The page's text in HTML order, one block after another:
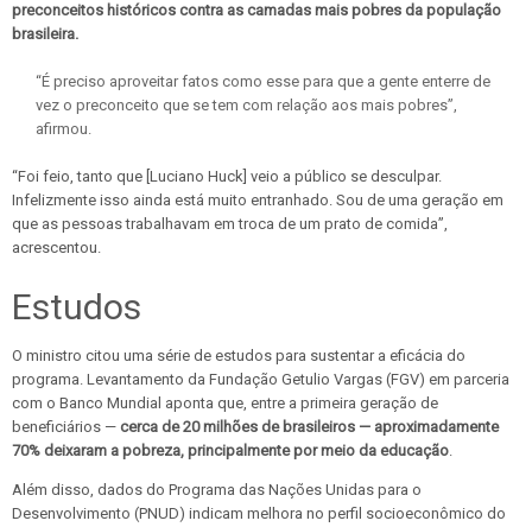
preconceitos históricos contra as camadas mais pobres da população
brasileira.
“É preciso aproveitar fatos como esse para que a gente enterre de
vez o preconceito que se tem com relação aos mais pobres”,
afirmou.
“Foi feio, tanto que [Luciano Huck] veio a público se desculpar.
Infelizmente isso ainda está muito entranhado. Sou de uma geração em
que as pessoas trabalhavam em troca de um prato de comida”,
acrescentou.
Estudos
O ministro citou uma série de estudos para sustentar a eficácia do
programa. Levantamento da Fundação Getulio Vargas (FGV) em parceria
com o Banco Mundial aponta que, entre a primeira geração de
beneficiários — cerca de 20 milhões de brasileiros — aproximadamente
70% deixaram a pobreza, principalmente por meio da educação.
Além disso, dados do Programa das Nações Unidas para o
Desenvolvimento (PNUD) indicam melhora no perfil socioeconômico do